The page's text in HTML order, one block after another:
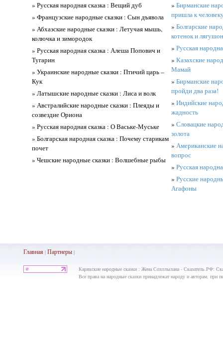
» Русская народная сказка : Вещий дуб
» Французские народные сказки : Сын дъявола
» Абхазские народные сказки : Летучая мышь,
колючка и зимородок
» Русская народная сказка : Алеша Попович и
Тугарин
» Украинские народные сказки : Птичий царь –
Кук
» Латышские народные сказки : Лиса и волк
» Австралийские народные сказки : Плеяды и
созвездие Ориона
» Русская народная сказка : О Ваське-Муське
» Болгарская народная сказка : Почему старикам
почет
» Чешские народные сказки : Волшебные рыбы
» Бирманские
пришла к
» Болгарские
котенок и
» Русская
» Казахские
Мамай
» Бирманские
пройди два раза!
» Индийские
жадность
» Словацкие
золота
» Американские
вопрос
» Русская
» Русские
Агафоны
Главная| Партнеры|
Карякские народные сказки : Жена Сохолылана - Сказатель.РФ:
Все права на народные сказки принадлежат народу и авторам, при